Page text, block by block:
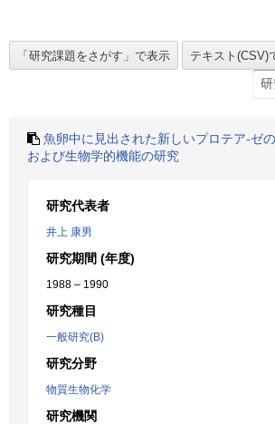
魚卵中に見出された新しいプロテア-ゼ
および生物学的機能の研究
研究代表者
井上 康男
研究期間 (年度)
1988 – 1990
研究種目
一般研究(B)
研究分野
物質生物化学
研究機関